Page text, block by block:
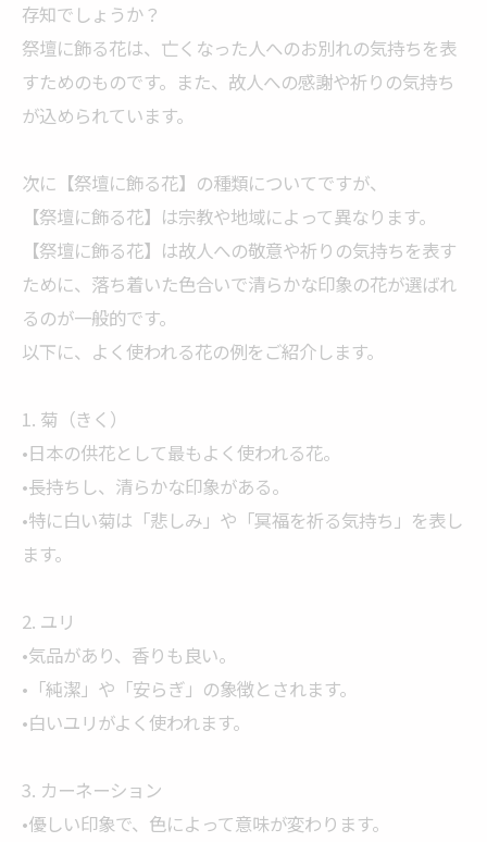
存知でしょうか？
祭壇に飾る花は、亡くなった人へのお別れの気持ちを表
すためのものです。また、故人への感謝や祈りの気持ち
が込められています。
次に【祭壇に飾る花】の種類についてですが、
【祭壇に飾る花】は宗教や地域によって異なります。
【祭壇に飾る花】は故人への敬意や祈りの気持ちを表す
ために、落ち着いた色合いで清らかな印象の花が選ばれ
るのが一般的です。
以下に、よく使われる花の例をご紹介します。
1. 菊（きく）
•日本の供花として最もよく使われる花。
•長持ちし、清らかな印象がある。
•特に白い菊は「悲しみ」や「冥福を祈る気持ち」を表し
ます。
2. ユリ
•気品があり、香りも良い。
•「純潔」や「安らぎ」の象徴とされます。
•白いユリがよく使われます。
3. カーネーション
•優しい印象で、色によって意味が変わります。